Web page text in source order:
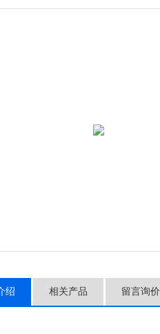
绍 相关产品 留言询价